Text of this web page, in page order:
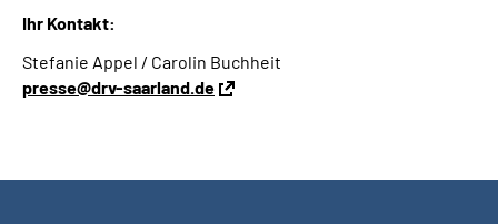
Ihr Kontakt:
Stefanie Appel / Carolin Buchheit
presse@drv-saarland.de